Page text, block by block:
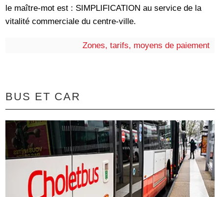
le maître-mot est : SIMPLIFICATION au service de la
vitalité commerciale du centre-ville.
Zones, tarifs, moyens de paiement
BUS ET CAR